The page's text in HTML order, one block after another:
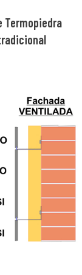
Termopiedra